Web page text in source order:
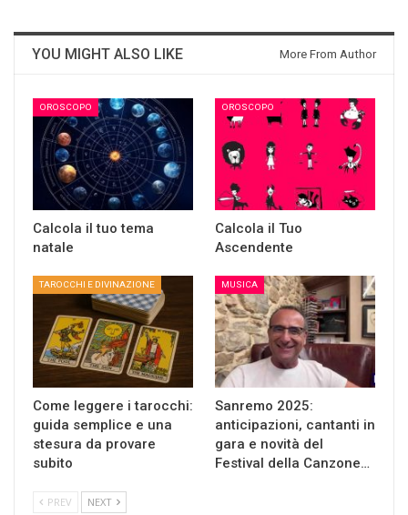
YOU MIGHT ALSO LIKE More From Author
OROSCOPO
Calcola il tuo tema
natale
OROSCOPO
Calcola il Tuo
Ascendente
TAROCCHI E DIVINAZIONE
Come leggere i tarocchi:
guida semplice e una
stesura da provare
subito
MUSICA
Sanremo 2025:
anticipazioni, cantanti in
gara e novità del
Festival della Canzone…
PREV NEXT